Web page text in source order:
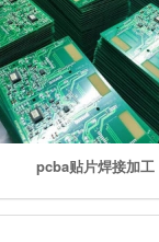
pcba贴片焊接加工